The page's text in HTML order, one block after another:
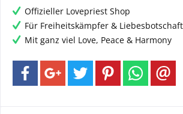
Offizieller Lovepriest Shop
Für Freiheitskämpfer &
Mit ganz viel Love, Peace & Harmony